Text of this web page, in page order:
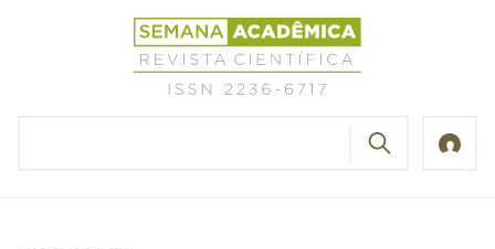
Revista
Científica
Semana